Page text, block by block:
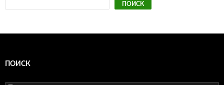
ПОИСК
ПОИСК